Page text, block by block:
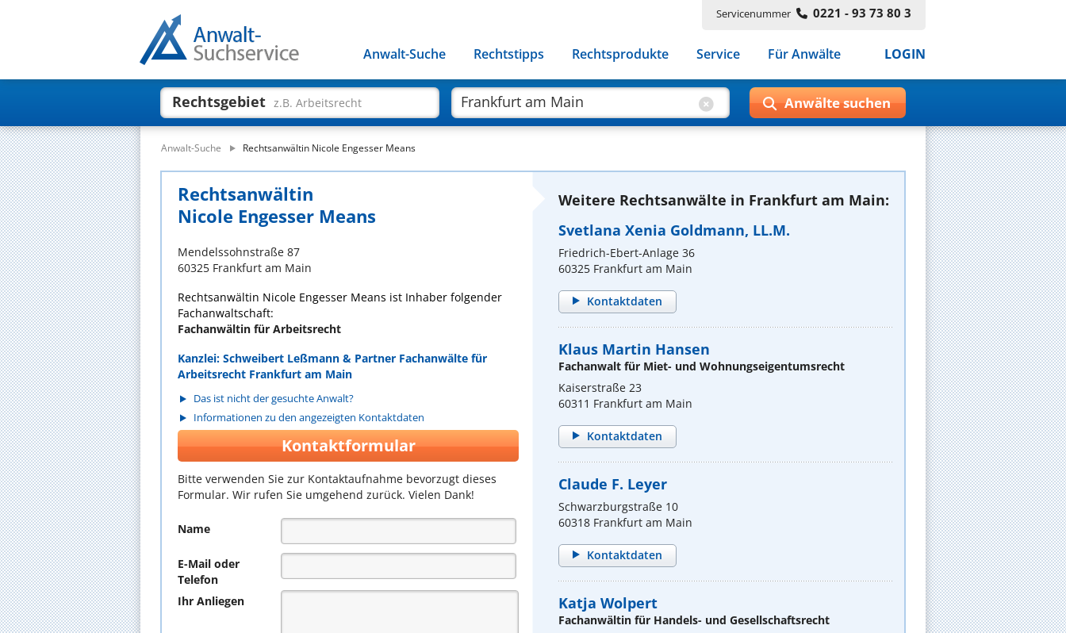
Servicenummer 0221 - 93 73 80 3
Anwalt-Suche Rechtstipps Rechtsprodukte Service Für Anwälte LOGIN
Rechtsgebiet z.B. Arbeitsrecht
Anwalt-Suche Rechtsanwältin Nicole Engesser Means
Rechtsanwältin
Nicole Engesser Means
Mendelssohnstraße 87
60325 Frankfurt am Main
Rechtsanwältin Nicole Engesser Means ist Inhaber folgender
Fachanwaltschaft:
Fachanwältin für Arbeitsrecht
Kanzlei: Schweibert Leßmann & Partner Fachanwälte für
Arbeitsrecht Frankfurt am Main
Das ist nicht der gesuchte Anwalt?
Informationen zu den angezeigten Kontaktdaten
Kontaktformular
Bitte verwenden Sie zur Kontaktaufnahme bevorzugt dieses
Formular. Wir rufen Sie umgehend zurück. Vielen Dank!
Name
E-Mail oder
Telefon
Ihr Anliegen
Weitere Rechtsanwälte in Frankfurt am Main:
Svetlana Xenia Goldmann, LL.M.
Friedrich-Ebert-Anlage 36
60325 Frankfurt am Main
Kontaktdaten
Klaus Martin Hansen
Fachanwalt für Miet- und Wohnungseigentumsrecht
Kaiserstraße 23
60311 Frankfurt am Main
Kontaktdaten
Claude F. Leyer
Schwarzburgstraße 10
60318 Frankfurt am Main
Kontaktdaten
Katja Wolpert
Fachanwältin für Handels- und Gesellschaftsrecht